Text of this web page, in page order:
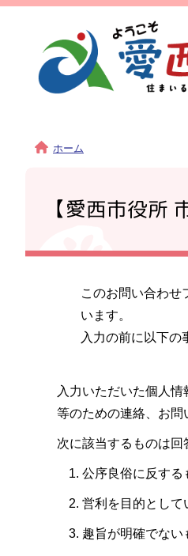
ホーム
【愛西市役所
このお問い合わせ
います。
入力の前に以下の
入力いただいた個人
等のための連絡、お問
次に該当するものは回
公序良俗に反する
営利を目的として
趣旨が明確でない